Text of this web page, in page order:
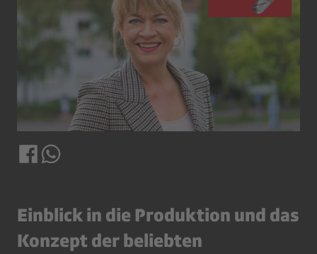
Einblick in die Produktion und das
Konzept der beliebten